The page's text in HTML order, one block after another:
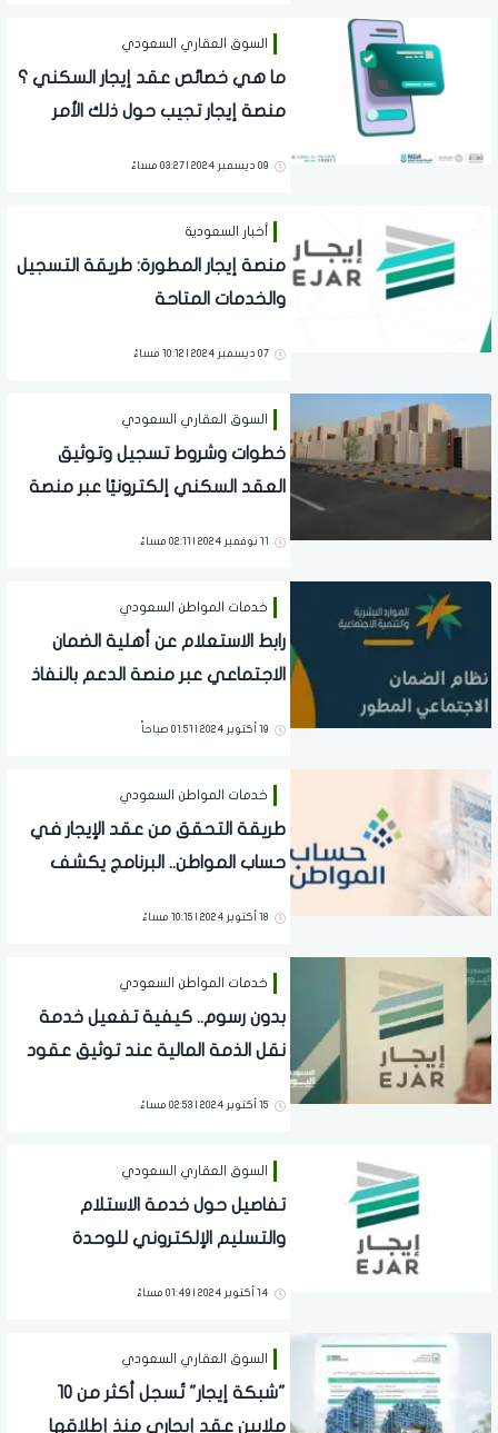
السوق العقاري السعودي
ما هي خصائص عقد إيجار السكني ؟
منصة إيجار تجيب حول ذلك الأمر
09 ديسمبر 2024 | 03:27 مساءً
أخبار السعودية
منصة إيجار المطورة: طريقة التسجيل
والخدمات المتاحة
07 ديسمبر 2024 | 10:12 مساءً
السوق العقاري السعودي
خطوات وشروط تسجيل وتوثيق
العقد السكني إلكترونيًا عبر منصة
11 نوفمبر 2024 | 02:11 مساءً
خدمات المواطن السعودي
رابط الاستعلام عن أهلية الضمان
الاجتماعي عبر منصة الدعم بالنفاذ
19 أكتوبر 2024 | 01:51 صباحاً
خدمات المواطن السعودي
طريقة التحقق من عقد الإيجار في
حساب المواطن.. البرنامج يكشف
18 أكتوبر 2024 | 10:15 مساءً
خدمات المواطن السعودي
بدون رسوم.. كيفية تفعيل خدمة
نقل الذمة المالية عند توثيق عقود
15 أكتوبر 2024 | 02:53 مساءً
السوق العقاري السعودي
تفاصيل حول خدمة الاستلام
والتسليم الإلكتروني للوحدة
حول المملكة
14 أكتوبر 2024 | 01:49 مساءً
السوق العقاري السعودي
"شبكة إيجار" تُسجل أكثر من 10
ملايين عقد إيجاري منذ إطلاقها